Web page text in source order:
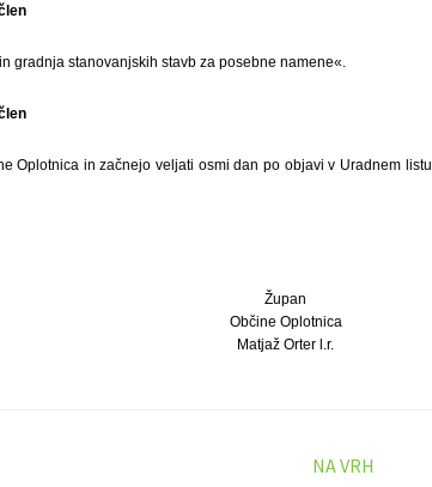
gradnja stanovanjskih stavb za posebne namene«.
Oplotnica in začnejo veljati osmi dan po objavi v Uradnem listu
Župan
Občine Oplotnica
Matjaž Orter l.r.
NA VRH